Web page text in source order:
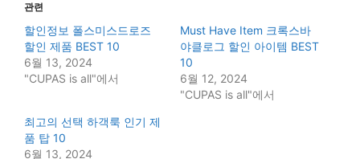
관련
할인정보 폴스미스드로즈
할인 제품 BEST 10
6월 13, 2024
"CUPAS is all"에서
Must Have Item 크록스바
야클로그 할인 아이템 BEST
10
6월 12, 2024
"CUPAS is all"에서
최고의 선택 하객룩 인기 제
품 탑 10
6월 13, 2024